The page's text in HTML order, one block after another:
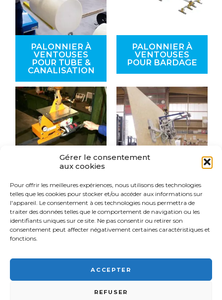
Gérer le consentement
aux cookies
Pour offrir les meilleures expériences, nous utilisons des technologies
telles que les cookies pour stocker et/ou accéder aux informations sur
l'appareil. Le consentement à ces technologies nous permettra de
traiter des données telles que le comportement de navigation ou les
identifiants uniques sur ce site. Ne pas consentir ou retirer son
consentement peut affecter négativement certaines caractéristiques et
fonctions.
ACCEPTER
REFUSER
PALONNIER À
VENTOUSES
POUR TUBE &
CANALISATION
PALONNIER À
VENTOUSES
POUR BARDAGE
PALONNIER À
VENTOUSES
POUR POUTRE
(MÉTAL)
PALONNIER À
VENTOUSES
POUR PLAQUES
ET PANNEAUX
BOIS
FSI France© 2026 - Tous droits réservés -